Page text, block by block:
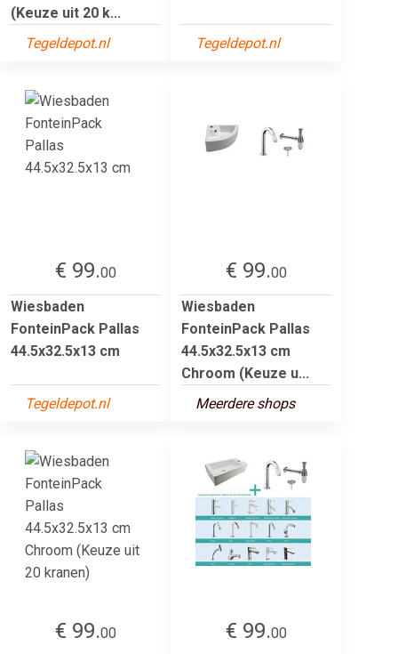
(Keuze uit 20 k...
Tegeldepot.nl
Tegeldepot.nl
€ 99.00
Wiesbaden
FonteinPack Pallas
44.5x32.5x13 cm
Tegeldepot.nl
€ 99.00
Wiesbaden
FonteinPack Pallas
44.5x32.5x13 cm
Chroom (Keuze u...
Meerdere shops
€ 99.00 € 99.00